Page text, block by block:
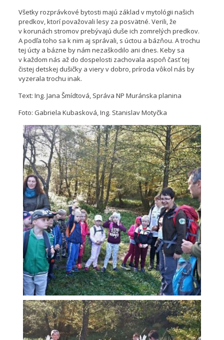
Všetky rozprávkové bytosti majú základ v mytológii našich
predkov, ktorí považovali lesy za posvätné. Verili, že
v korunách stromov prebývajú duše ich zomrelých predkov.
A podľa toho sa k nim aj správali, s úctou a bázňou. A trochu
tej úcty a bázne by nám nezaškodilo ani dnes. Keby sa
v každom nás až do dospelosti zachovala aspoň časť tej
čistej detskej dušičky a viery v dobro, príroda vôkol nás by
vyzerala trochu inak.
Text: Ing. Jana Šmídtová, Správa NP Muránska planina
Foto: Gabriela Kubasková, Ing. Stanislav Motyčka